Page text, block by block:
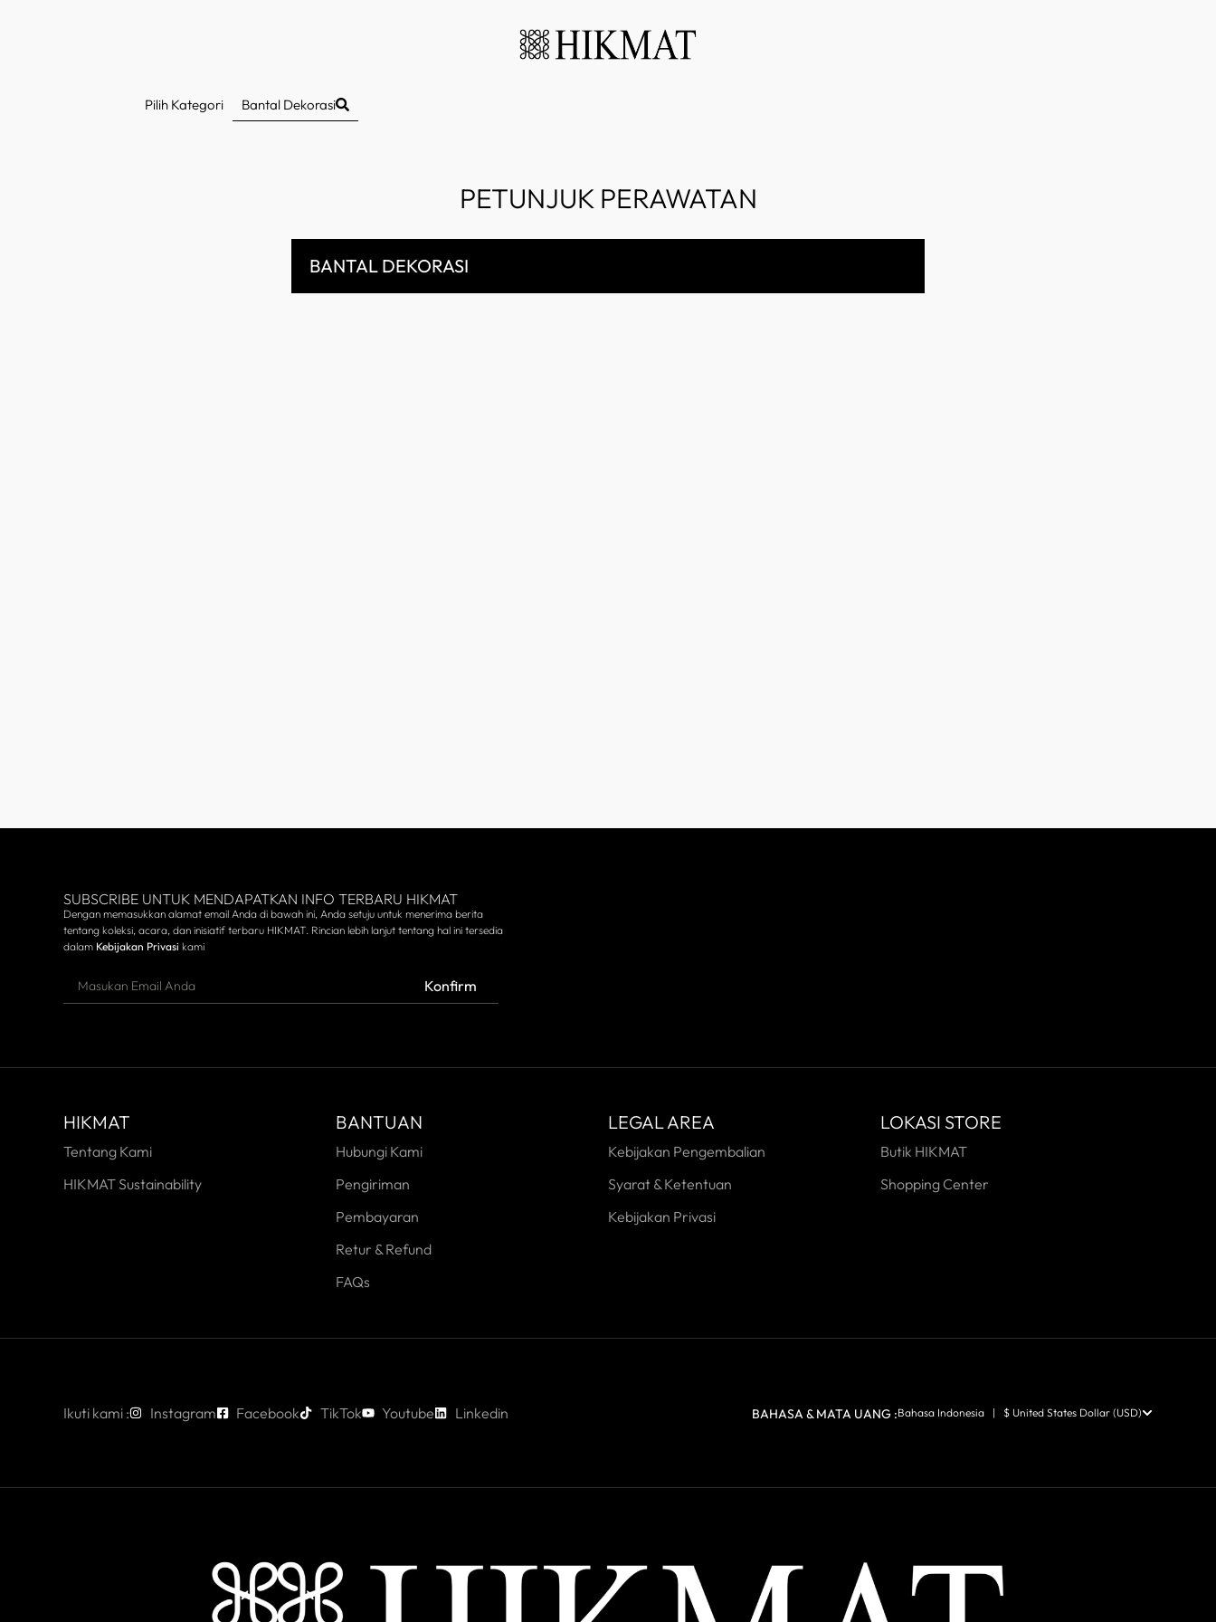
Pilih Kategori Bantal Dekorasi
PETUNJUK PERAWATAN
BANTAL DEKORASI
SUBSCRIBE UNTUK MENDAPATKAN INFO TERBARU HIKMAT
Dengan memasukkan alamat email Anda di bawah ini, Anda setuju untuk menerima berita
tentang koleksi, acara, dan inisiatif terbaru HIKMAT. Rincian lebih lanjut tentang hal ini tersedia
dalam Kebijakan Privasi kami
Konfirm
HIKMAT
Tentang Kami
HIKMAT Sustainability
BANTUAN
Hubungi Kami
Pengiriman
Pembayaran
Retur & Refund
FAQs
LEGAL AREA
Kebijakan Pengembalian
Syarat & Ketentuan
Kebijakan Privasi
LOKASI STORE
Butik HIKMAT
Shopping Center
Ikuti kami : Instagram Facebook TikTok Youtube Linkedin Bahasa Indonesia | $ United States Dollar (USD)
BAHASA & MATA UANG :